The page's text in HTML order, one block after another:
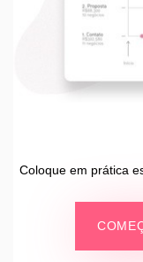
Coloque em prática